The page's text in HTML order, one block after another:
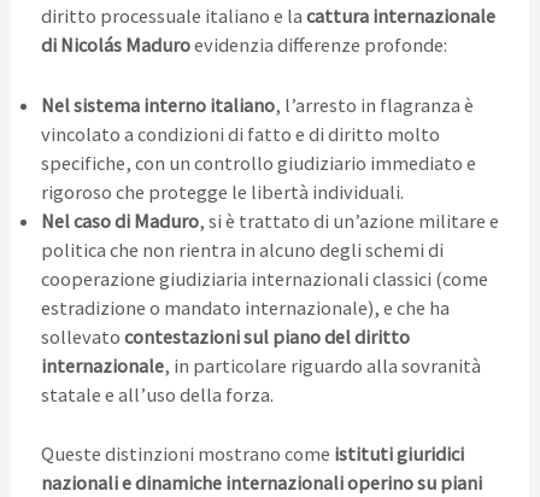
diritto processuale italiano e la cattura internazionale
di Nicolás Maduroevidenzia differenze profonde:
Nel sistema interno italiano, l’arresto in flagranza è
vincolato a condizioni di fatto e di diritto molto
specifiche, con un controllo giudiziario immediato e
rigoroso che protegge le libertà individuali.
Nel caso di Maduro, si è trattato di un’azione militare e
politica che non rientra in alcuno degli schemi di
cooperazione giudiziaria internazionali classici (come
estradizione o mandato internazionale), e che ha
sollevato contestazioni sul piano del diritto
internazionale, in particolare riguardo alla sovranità
statale e all’uso della forza.
Queste distinzioni mostrano come istituti giuridici
nazionali e dinamiche internazionali operino su piani